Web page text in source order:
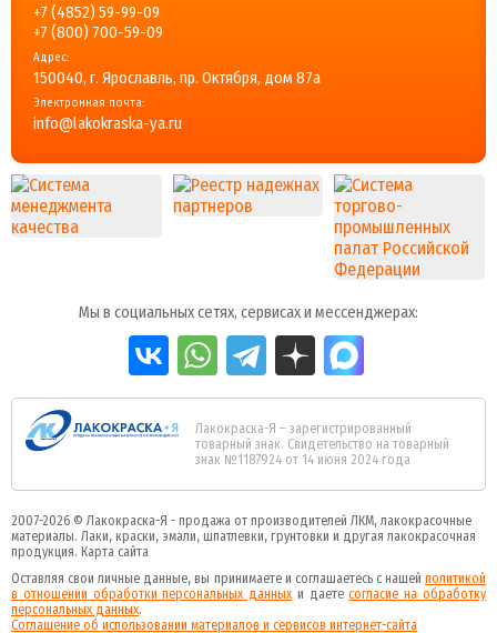
+7 (4852) 59-99-09
+7 (800) 700-59-09
Адрес:
150040, г. Ярославль, пр. Октября, дом 87a
Электронная почта:
info@lakokraska-ya.ru
Мы в социальных сетях, сервисах и мессенджерах:
Лакокраска-Я – зарегистрированный
товарный знак. Свидетельство на товарный
знак №1187924 от 14 июня 2024 года
2007-2026 © Лакокраска-Я - продажа от производителей ЛКМ, лакокрасочные
материалы. Лаки, краски, эмали, шпатлевки, грунтовки и другая лакокрасочная
продукция. Карта сайта
Оставляя свои личные данные, вы принимаете и соглашаетесь с нашей политикой
в отношении обработки персональных данных и даетеcогласие на обработку
персональных данных.
Соглашение об использовании материалов и сервисов интернет-сайта